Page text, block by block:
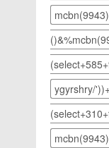
()&%
ygyrshry/